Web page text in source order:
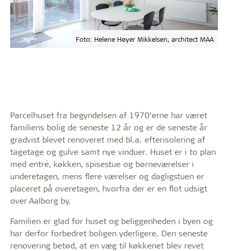
Foto: Helene Høyer Mikkelsen, architect MAA
Parcelhuset fra begyndelsen af 1970’erne har været
familiens bolig de seneste 12 år og er de seneste år
gradvist blevet renoveret med bl.a. efterisolering af
tagetage og gulve samt nye vinduer. Huset er i to plan
med entré, køkken, spisestue og børneværelser i
underetagen, mens flere værelser og dagligstuen er
placeret på overetagen, hvorfra der er en flot udsigt
over Aalborg by.
Familien er glad for huset og beliggenheden i byen og
har derfor forbedret boligen yderligere. Den seneste
renovering betød, at en væg til køkkenet blev revet